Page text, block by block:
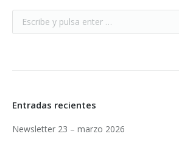
Entradas recientes
Newsletter 23 – marzo 2026